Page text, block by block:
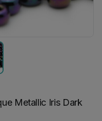
Metallic Iris Dark